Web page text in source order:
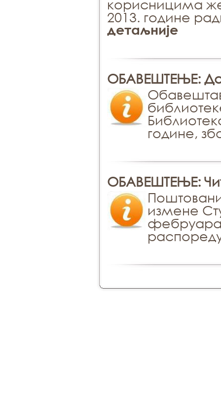
корисницима
2013. године
детаљније
ОБАВЕШТЕЊЕ:
године,
ОБАВЕШТЕЊЕ:
измене
фебруара